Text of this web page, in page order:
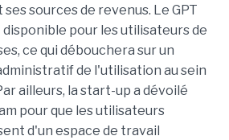
sources de revenus. Le GPT
pour les utilisateurs de
ce qui débouchera sur un
de l'utilisation au sein
ailleurs, la start-up a dévoilé
pour que les utilisateurs
d'un espace de travail